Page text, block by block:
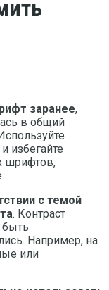
заранее,
в общий
избегайте
шрифтов,
с темой
. Контраст
Например, на
или